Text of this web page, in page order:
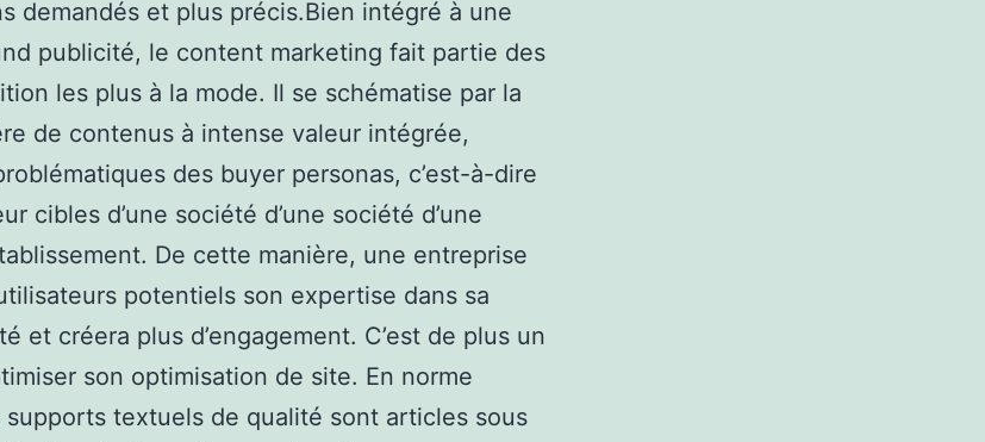
demandés et plus précis.Bien intégré à une
publicité, le content marketing fait partie des
les plus à la mode. Il se schématise par la
de contenus à intense valeur intégrée,
des buyer personas, c’est-à-dire
cibles d’une société d’une société d’une
De cette manière, une entreprise
potentiels son expertise dans sa
et créera plus d’engagement. C’est de plus un
son optimisation de site. En norme
supports textuels de qualité sont articles sous